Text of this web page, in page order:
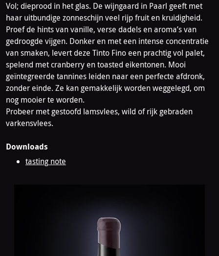
Vol; dieprood in het glas. De wijngaard in Paarl geeft met
haar uitbundige zonneschijn veel rijp fruit en kruidigheid.
Proef de hints van vanille, verse dadels en aroma’s van
gedroogde vijgen. Donker en met een intense concentratie
van smaken, levert deze Tinto Fino een prachtig vol palet,
spelend met cranberry en toasted eikentonen. Mooi
geïntegreerde tannines leiden naar een perfecte afdronk,
zonder einde. Ze kan gemakkelijk worden weggelegd, om
nog mooier te worden.
Probeer met gestoofd lamsvlees, wild of rijk gebraden
varkensvlees.
Downloads
tasting note